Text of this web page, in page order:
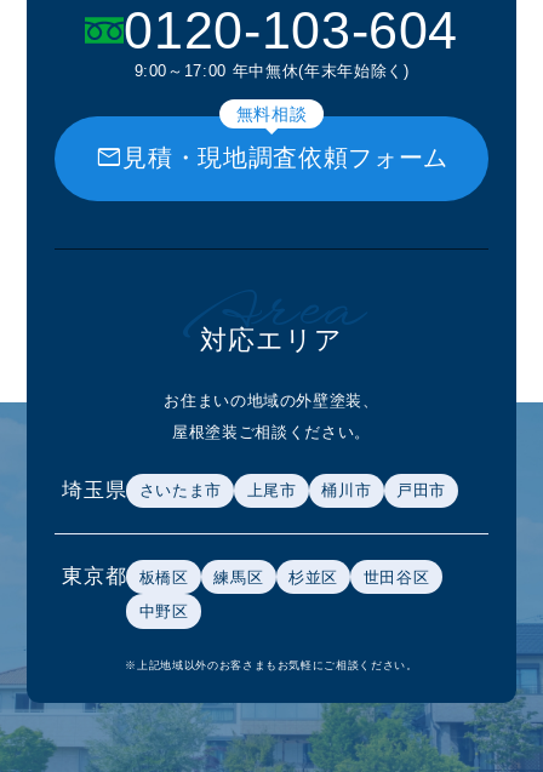
0120-103-604
9:00～17:00 年中無休(年末年始除く)
無料相談
mail 見積・現地調査依頼フォーム
対応エリア
Area
お住まいの地域の外壁塗装、
屋根塗装ご相談ください。
埼玉県 さいたま市 上尾市 桶川市 戸田市
東京都 板橋区 練馬区 杉並区
世田谷区
中野区
※上記地域以外のお客さまもお気軽にご相談ください。